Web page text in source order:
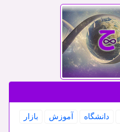
دانشگاه آموزش
بازار